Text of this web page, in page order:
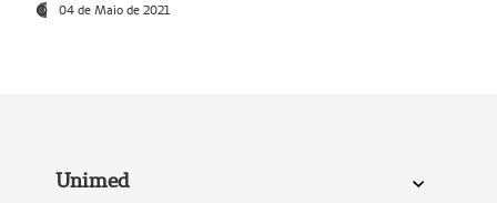
04 de Maio de 2021
Unimed